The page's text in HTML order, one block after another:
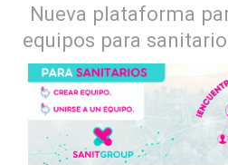
Nueva plataforma
equipos para